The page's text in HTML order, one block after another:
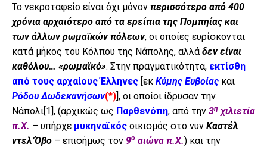
Το νεκροταφείο είναι όχι μόνον περισσότερο από 400
χρόνια αρχαιότερο από τα ερείπια της Πομπηίας και
των άλλων ρωμαϊκών πόλεων, οι οποίες ευρίσκονται
κατά μήκος του Κόλπου της Νάπολης, αλλάδεν είναι
καθόλου… «ρωμαϊκό». Στην πραγματικότητα, εκτίσθη
από τους αρχαίους Έλληνες [εκ Κύμης Ευβοίας και
Ρόδου Δωδεκανήσων(*)], οι οποίοι ίδρυσαν την
Νάπολι[1], (αρχικώς ως Παρθενόπη, από την 3η χιλιετία
π.Χ. – υπήρχε μυκηναϊκός οικισμός στο νυν Καστέλ
ντελ’Όβο – επισήμως τον 9ο αιώνα π.Χ.) και την